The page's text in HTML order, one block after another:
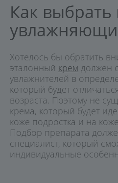
Как
Хотелось бы обратить
эталонный крем должен
увлажнителей в
который будет
возраста. Поэтому не
крема, который будет
коже подростка и на
Подбор препарата
специалист, который
индивидуальные